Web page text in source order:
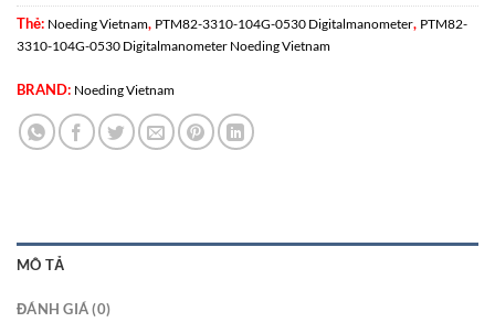
Thẻ: Noeding Vietnam, PTM82-3310-104G-0530 Digitalmanometer, PTM82-
3310-104G-0530 Digitalmanometer Noeding Vietnam
BRAND: Noeding Vietnam
MÔ TẢ
ĐÁNH GIÁ (0)